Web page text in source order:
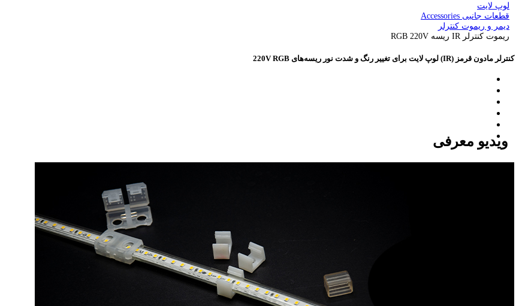
لوپ لایت
قطعات جانبی Accessories
دیمر و ریموت کنترلر
ریموت کنترلر IR ریسه RGB 220V
کنترلر مادون قرمز (IR) لوپ لایت برای تغییر رنگ و شدت نور ريسه‌های 220V RGB
ویدیو معرفی